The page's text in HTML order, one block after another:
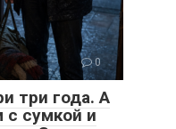
0
три года. А
сумкой и